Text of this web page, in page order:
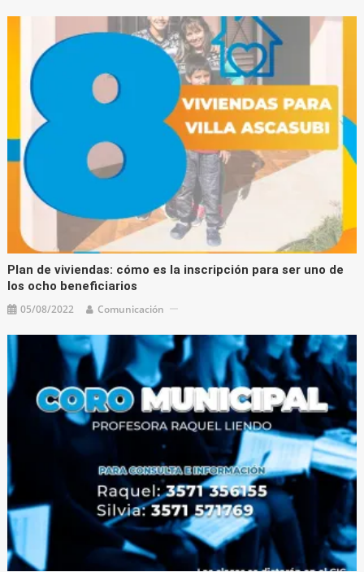
Plan de viviendas: cómo es la inscripción para ser uno de
los ocho beneficiarios
05/08/2022 Comunicación